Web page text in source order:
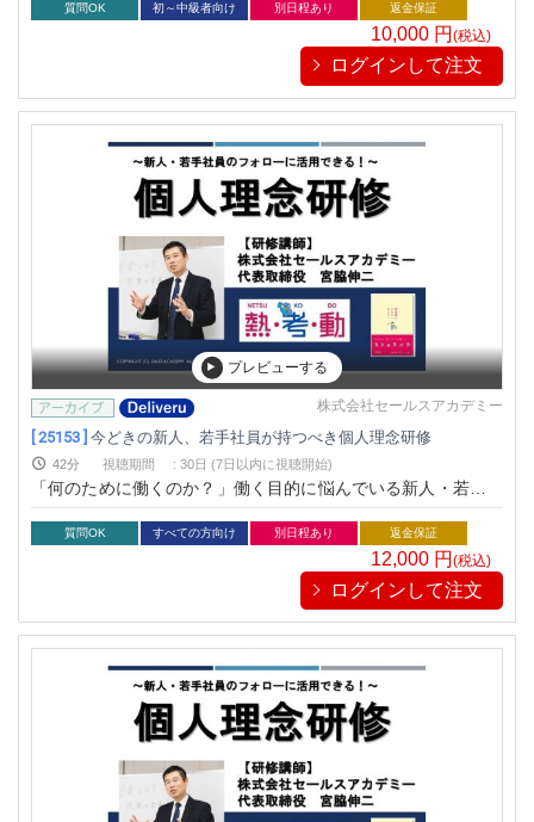
質問OK 初～中級者向け 別日程あり 返金保証
10,000 円(税込)
ログインして注文
プレビューする
株式会社セールスアカデミー
[ 25153 ] 今どきの新人、若手社員が持つべき個人理念研修
42分 視聴期間 : 30日 (7日以内に視聴開始)
「何のために働くのか？」働く目的に悩んでいる新人・若手社
員にお勧めです！
質問OK すべての方向け 別日程あり 返金保証
12,000 円(税込)
ログインして注文